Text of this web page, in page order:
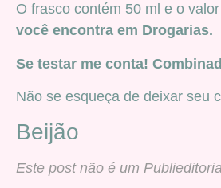
O frasco contém 50 ml e o
você encontra em Drogarias.
Se testar me conta!
Não se esqueça de deixar seu
Beijão
Este post não é um